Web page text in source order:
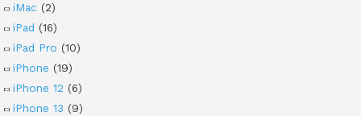
iMac (2)
iPad (16)
iPad Pro (10)
iPhone (19)
iPhone 12 (6)
iPhone 13 (9)